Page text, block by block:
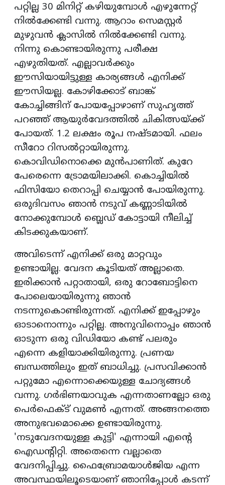
പറ്റില്ല 30 മിനിറ്റ് കഴിയുമ്പോള്‍ എഴുന്നേറ്റ്
നില്‍ക്കേണ്ടി വന്നു. ആറാം സെമസ്റ്റര്‍
മുഴുവന്‍ ക്ലാസില്‍ നില്‍ക്കേണ്ടി വന്നു.
നിന്നു കൊണ്ടായിരുന്നു പരീക്ഷ
എഴുതിയത്. എല്ലാവര്‍ക്കും
ഈസിയായിട്ടുള്ള കാര്യങ്ങള്‍ എനിക്ക്
ഈസിയല്ല. കോഴിക്കോട് ബാങ്ക്
കോച്ചിങ്ങിന് പോയപ്പോഴാണ് സുഹൃത്ത്
പറഞ്ഞ് ആയുര്‍വേദത്തില്‍ ചികിത്സയ്ക്ക്
പോയത്. 1.2 ലക്ഷം രൂപ നഷ്ടമായി. ഫലം
സീറോ റിസല്‍റ്റായിരുന്നു.
കൊവിഡിനൊക്കെ മുന്‍പാണിത്. കുറേ
പേരെന്നെ ട്രോമയിലാക്കി. കൊച്ചിയില്‍
ഫിസിയോ തെറാപ്പി ചെയ്യാന്‍ പോയിരുന്നു.
ഒരുദിവസം ഞാന്‍ നടുവ് കണ്ണാടിയില്‍
നോക്കുമ്പോള്‍ ബ്ലെഡ് കോട്ടായി നീലിച്ച്
കിടക്കുകയാണ്.
അവിടെന്ന് എനിക്ക് ഒരു മാറ്റവും
ഉണ്ടായില്ല. വേദന കൂടിയത് അല്ലാതെ.
ഇരിക്കാന്‍ പറ്റാതായി, ഒരു റോബോട്ടിനെ
പോലെയായിരുന്നു ഞാന്‍
നടന്നുകൊണ്ടിരുന്നത്. എനിക്ക് ഇപ്പോഴും
ഓടാനൊന്നും പറ്റില്ല. അനുവിനൊപ്പം ഞാന്‍
ഓടുന്ന ഒരു വിഡിയോ കണ്ട് പലരും
എന്നെ കളിയാക്കിയിരുന്നു. പ്രണയ
ബന്ധത്തിലും ഇത് ബാധിച്ചു. പ്രസവിക്കാന്‍
പറ്റുമോ എന്നൊക്കെയുള്ള ചോദ്യങ്ങള്‍
വന്നു. ഗര്‍ഭിണയാവുക എന്നതാണല്ലോ ഒരു
പെര്‍ഫെക്ട് വുമണ്‍ എന്നത്. അങ്ങനത്തെ
അനുഭവമൊക്കെ ഉണ്ടായിരുന്നു.
'നടുവേദനയുള്ള കുട്ടി' എന്നായി എന്റെ
ഐഡന്റിറ്റി. അതെന്നെ വല്ലാതെ
വേദനിപ്പിച്ചു. ഫൈബ്രോമയാള്‍ജിയ എന്ന
അവസ്ഥയിലൂടെയാണ് ഞാനിപ്പോള്‍ കടന്ന്